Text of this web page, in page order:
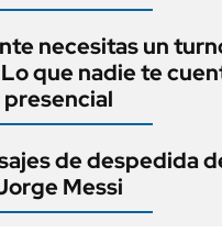
necesitas un
que nadie te
de despedida
Messi